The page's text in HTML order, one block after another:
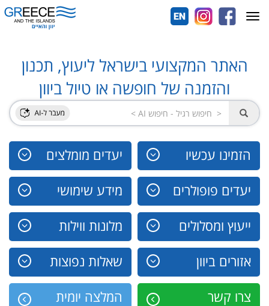
האתר המקצועי בישראל ליעוץ, תכנון
והזמנה של חופשה או טיול ביוון
הזמינו עכשיו יעדים מומלצים
יעדים פופולרים מידע שימושי
ייעוץ ומסלולים מלונות ווילות
אזורים ביוון שאלות נפוצות
צרו קשר המלצה יומית
Toggle
navigation